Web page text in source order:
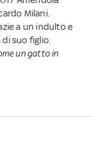
Milani.
a un indulto e
suo figlio.
un gatto in